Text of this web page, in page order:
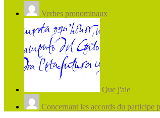
Verbes pronominaux
Que j'aie
Concernant les accords du participe